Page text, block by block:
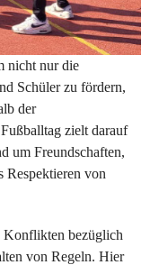
nicht nur die
Schüler zu fördern,
der
zielt darauf
um Freundschaften,
Respektieren von
Konflikten bezüglich
von Regeln. Hier